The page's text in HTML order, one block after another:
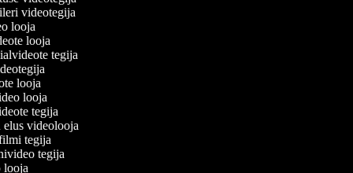
videotegija
looja
looja
tegija
looja
looja
tegija
elus videolooja
tegija
tegija
looja